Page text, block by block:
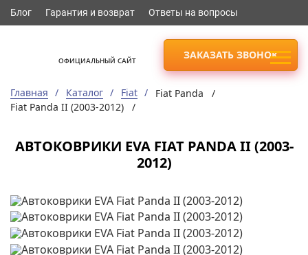
Блог Гарантия и возврат Ответы на вопросы
ОФИЦИАЛЬНЫЙ САЙТ ЗАКАЗАТЬ ЗВОНОК
Главная Каталог Fiat
Fiat Panda /
Fiat Panda II (2003-2012) /
АВТОКОВРИКИ EVA FIAT PANDA II (2003-
2012)